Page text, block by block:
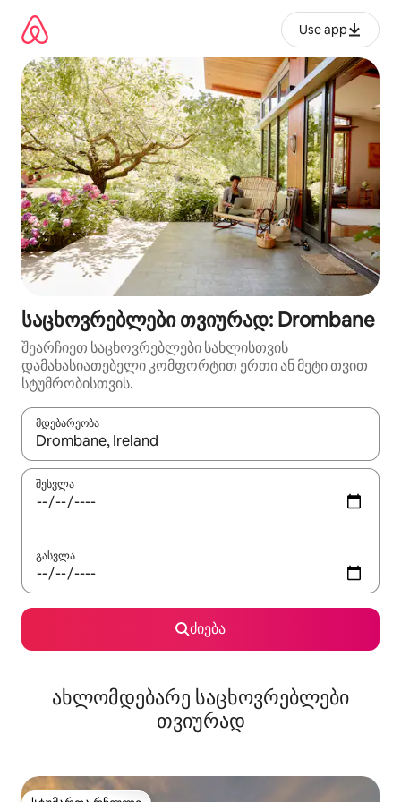
გადასვლა
Use app
საცხოვრებლები თვიურად: Drombane
შეარჩიეთ საცხოვრებლები სახლისთვის
დამახასიათებელი კომფორტით ერთი ან მეტი თვით
სტუმრობისთვის.
მდებარეობა
როცა შედეგები ხელმისაწვდომი გახდება, ნავიგაციისთვის
შესვლა
გასვლა
ძიება
ახლომდებარე საცხოვრებლები
თვიურად